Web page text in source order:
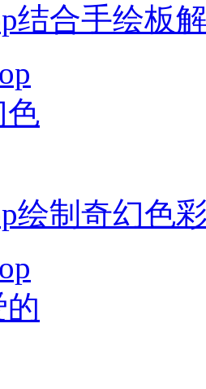
结合手绘板
绘制奇幻色